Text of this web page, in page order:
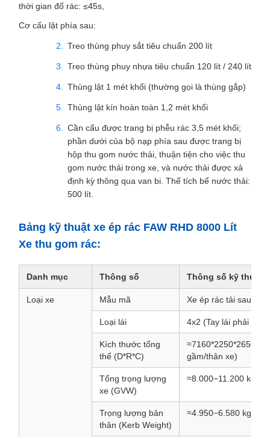
thời gian đổ rác: ≤45s,
Cơ cấu lật phía sau:
Treo thùng phuy sắt tiêu chuẩn 200 lít
Treo thùng phuy nhựa tiêu chuẩn 120 lít / 240 lít
Thùng lật 1 mét khối (thường gọi là thùng gắp)
Thùng lật kín hoàn toàn 1,2 mét khối
Cần cẩu được trang bị phễu rác 3,5 mét khối;
phần dưới của bộ nạp phía sau được trang bị
hộp thu gom nước thải, thuận tiện cho việc thu
gom nước thải trong xe, và nước thải được xả
định kỳ thông qua van bi. Thể tích bể nước thải:
500 lít.
Bảng kỹ thuật xe ép rác FAW RHD 8000 Lít
Xe thu gom rác:
Danh mục Thông số Thông số kỹ thuật
Loại xe Mẫu mã Xe ép rác tải sau
Loại lái 4x2 (Tay lái phải -
Kích thước tổng
thể (D*R*C)
≈7160*2250*2650
gầm/thân xe)
Tổng trọng lượng
xe (GVW)
≈8.000−11.200 kg
Trọng lượng bản
thân (Kerb Weight)
≈4.950−6.580 kg